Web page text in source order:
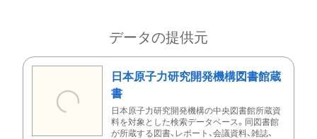
データの提供元
日本原子力研究開発機構図書館蔵
書
日本原子力研究開発機構の中央図書館所蔵資
料を対象とした検索データベース。同図書館
が所蔵する図書、レポート、会議資料、雑誌、